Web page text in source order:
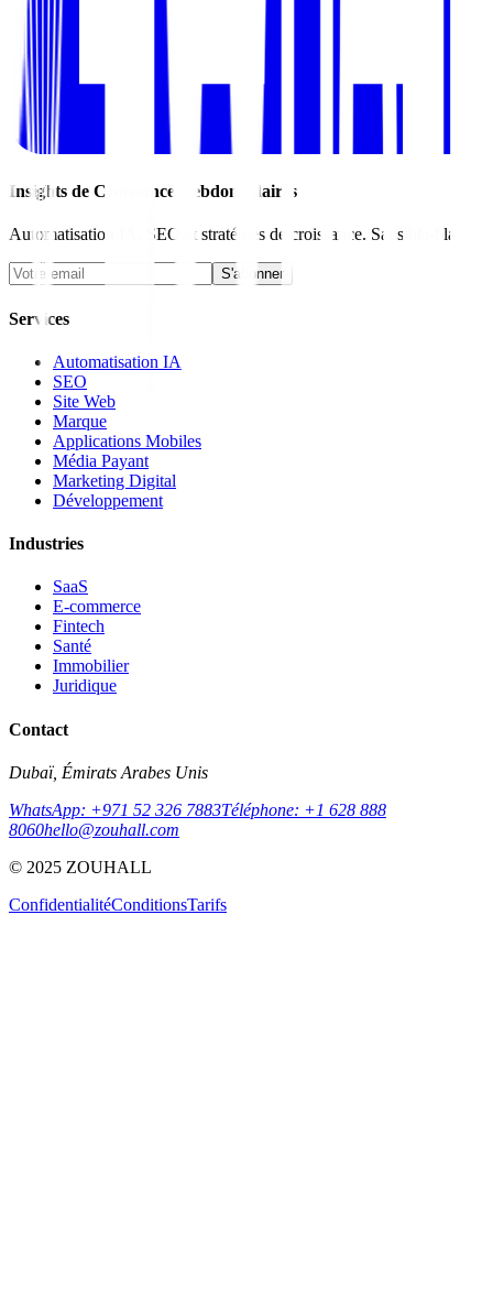
Insights de Croissance Hebdomadaires
Automatisation IA, SEO et stratégies de croissance. Sans bla-bla.
S'abonner
Services
Automatisation IA
SEO
Site Web
Marque
Applications Mobiles
Média Payant
Marketing Digital
Développement
Industries
SaaS
E-commerce
Fintech
Santé
Immobilier
Juridique
Contact
Dubaï, Émirats Arabes Unis
WhatsApp: +971 52 326 7883Téléphone: +1 628 888
8060hello@zouhall.com
© 2025 ZOUHALL
ConfidentialitéConditionsTarifs